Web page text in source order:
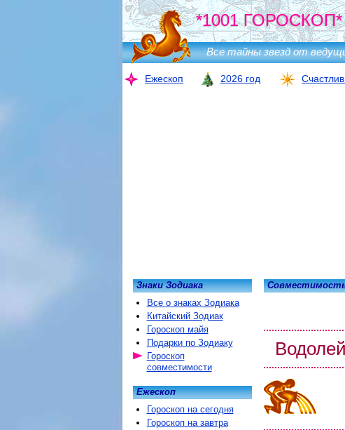
*1001 ГОРОСКОП*
Все тайны звезд от
Ежескоп 2026 год
Знаки Зодиака
Все о знаках Зодиака
Китайский Зодиак
Гороскоп майя
Подарки по Зодиаку
Гороскоп
совместимости
Ежескоп
Гороскоп на сегодня
Гороскоп на завтра